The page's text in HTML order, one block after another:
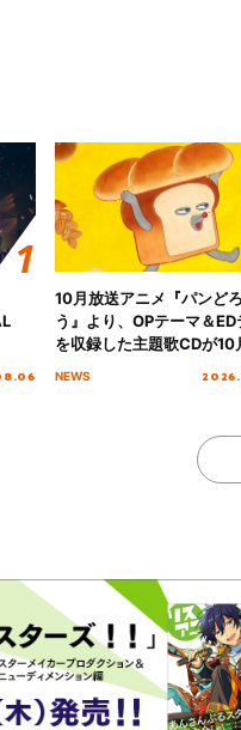
10月放送アニメ『パンど
う』より、OPテーマ＆ED
を収録した主題歌CDが10
NEWS